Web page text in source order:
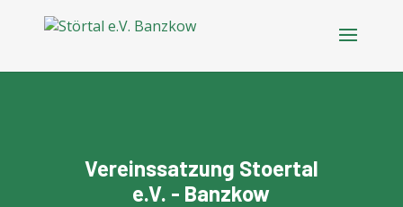
Vereinssatzung Stoertal
e.V. - Banzkow